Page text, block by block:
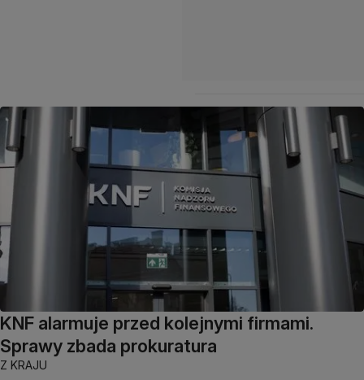
KNF alarmuje przed kolejnymi firmami.
Sprawy zbada prokuratura
Z KRAJU